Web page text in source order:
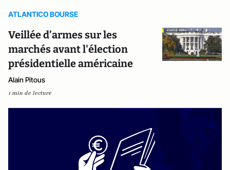
ATLANTICO BOURSE
Veillée d’armes sur les
marchés avant l'élection
présidentielle américaine
Alain Pitous
1 min de lecture